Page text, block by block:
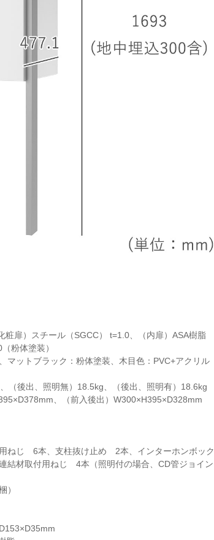
扉）スチール（SGCC） t=1.0、（内扉）ASA樹脂
粉体塗装）
マットブラック：粉体塗装、木目色：PVC+アクリル
（後出、照明無）18.5kg、（後出、照明有）18.6kg
、（前入後出）W300×H395×D328mm
ねじ 6本、支柱抜け止め 2本、インターホンボック
結材取付用ねじ 4本（照明付の場合、CD管ジョイン
）